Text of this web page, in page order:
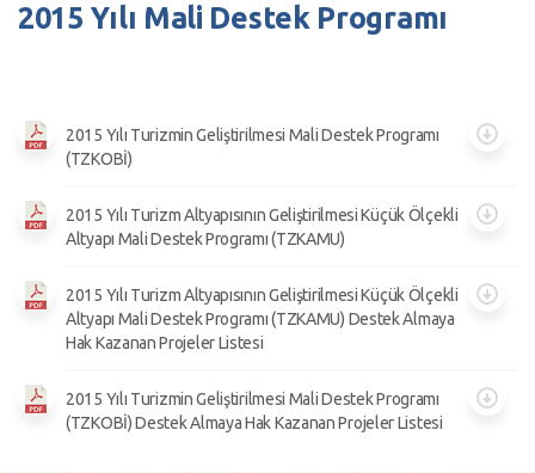
2015 Yılı Mali Destek Programı
2015 Yılı Turizmin Geliştirilmesi Mali Destek Programı
(TZKOBİ)
2015 Yılı Turizm Altyapısının Geliştirilmesi Küçük Ölçekli
Altyapı Mali Destek Programı (TZKAMU)
2015 Yılı Turizm Altyapısının Geliştirilmesi Küçük Ölçekli
Altyapı Mali Destek Programı (TZKAMU) Destek Almaya
Hak Kazanan Projeler Listesi
2015 Yılı Turizmin Geliştirilmesi Mali Destek Programı
(TZKOBİ) Destek Almaya Hak Kazanan Projeler Listesi